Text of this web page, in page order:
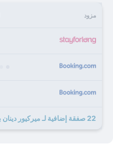
مزود
22 صفقة إضافية لـ ميركيور دينان بورت لو جيرزوال